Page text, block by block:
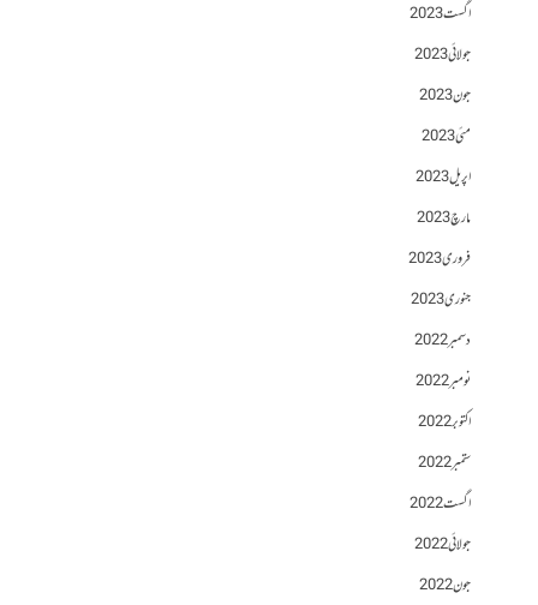
اگست 2023
جولائی 2023
جون 2023
مئی 2023
اپریل 2023
مارچ 2023
فروری 2023
جنوری 2023
دسمبر 2022
نومبر 2022
اکتوبر 2022
ستمبر 2022
اگست 2022
جولائی 2022
جون 2022